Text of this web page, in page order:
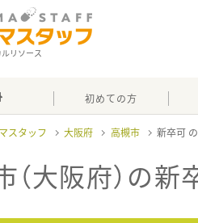
リソース
初めての方
スタッフ 大阪府 高槻市 新卒可
（大阪府）の新